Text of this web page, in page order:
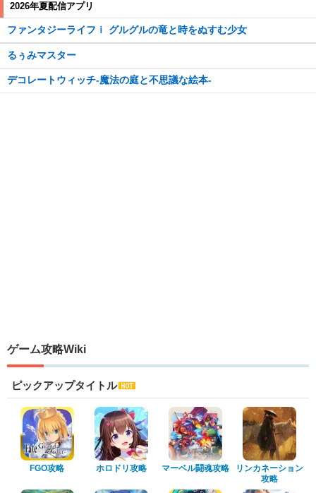
2026年夏配信アプリ
ファンタジーライフｉ グルグルの竜と時をぬすむ少女
るぅみマスター
デコレートウィッチ-魔法の庭と不思議な絵本-
ゲーム攻略Wiki
ピックアップタイトル
FGO攻略 ホロドリ攻略 マーベル闘魂攻略
リンカネーション
攻略